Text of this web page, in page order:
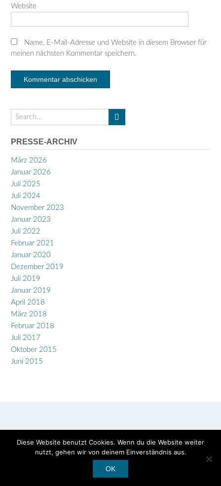
Website
Name, E-Mail-Adresse und Website in diesem Browser für
meinen nächsten Kommentar speichern.
PRESSE-ARCHIV
März 2026
Januar 2026
Juli 2025
Juli 2024
November 2023
Januar 2023
Juli 2022
Februar 2021
Januar 2020
Dezember 2019
Juli 2019
Januar 2019
April 2018
März 2018
Februar 2018
Juli 2017
Oktober 2015
Juni 2015
Copyright © 2026 Marja-Leena Varpio
Diese Website benutzt Cookies. Wenn du die Website weiter
nutzt, gehen wir von deinem Einverständnis aus.
OK